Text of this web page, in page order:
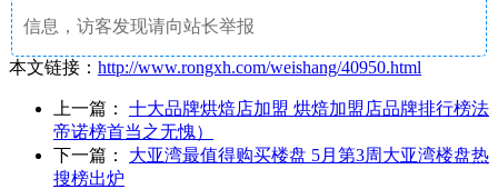
信息，访客发现请向站长举报
本文链接： http://www.rongxh.com/weishang/40950.html
上一篇： 十大品牌烘焙店加盟 烘焙加盟店品牌排行榜法
帝诺榜首当之无愧）
下一篇： 大亚湾最值得购买楼盘 5月第3周大亚湾楼盘热
搜榜出炉